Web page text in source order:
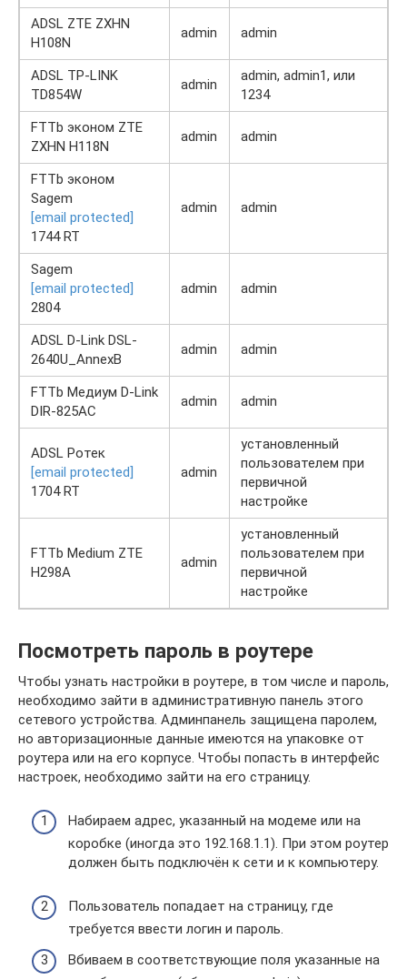
ADSL ZTE ZXHN
H108N
admin admin
ADSL TP-LINK
TD854W
admin
admin, admin1, или
1234
FTTb эконом ZTE
ZXHN H118N
admin admin
FTTb эконом
Sagem
[email protected]
1744 RT
admin admin
Sagem
[email protected]
2804
admin admin
ADSL D-Link DSL-
2640U_AnnexB
admin admin
FTTb Медиум D-Link
DIR-825AC
admin admin
ADSL Ротек
[email protected]
1704 RT
admin
установленный
пользователем при
первичной
настройке
FTTb Medium ZTE
H298A
admin
установленный
пользователем при
первичной
настройке
Посмотреть пароль в роутере
Чтобы узнать настройки в роутере, в том числе и пароль,
необходимо зайти в административную панель этого
сетевого устройства. Админпанель защищена паролем,
но авторизационные данные имеются на упаковке от
роутера или на его корпусе. Чтобы попасть в интерфейс
настроек, необходимо зайти на его страницу.
Набираем адрес, указанный на модеме или на
коробке (иногда это 192.168.1.1). При этом роутер
должен быть подключён к сети и к компьютеру.
Пользователь попадает на страницу, где
требуется ввести логин и пароль.
Вбиваем в соответствующие поля указанные на